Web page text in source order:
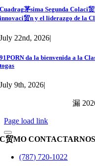
Cuadrag茅sima Segunda Colaci
innovaci贸n y el liderazgo de la
July 22nd, 2026|
91PORN da la bienvenida a la
togas
July 9th, 2026|
漏
Page load link
C贸MO CONTACTARNOS
(787) 720-1022